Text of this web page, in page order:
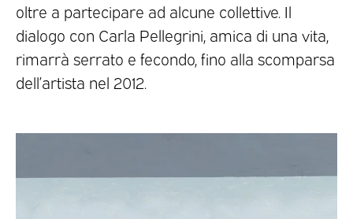
oltre a partecipare ad alcune collettive. Il
dialogo con Carla Pellegrini, amica di una vita,
rimarrà serrato e fecondo, fino alla scomparsa
dell’artista nel 2012.